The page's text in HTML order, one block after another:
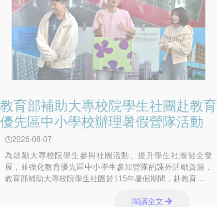
教育部補助大專校院學生社團赴教育
優先區中小學校辦理暑假營隊活動
2026-08-07
為鼓勵大專校院學生參與社團活動、提升學生社團健全發
展，並強化教育優先區中小學生參加營隊的課外活動資源，
教育部補助大專校院學生社團於115年暑假期間，赴教育優先
閱讀全文